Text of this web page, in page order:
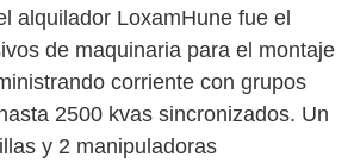
alquilador LoxamHune fue el
de maquinaria para el montaje
corriente con grupos
2500 kvas sincronizados. Un
y 2 manipuladoras